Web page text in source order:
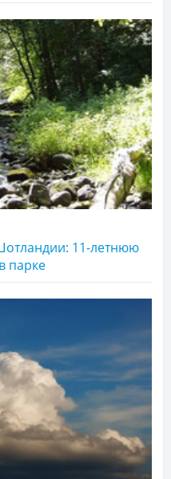
11-летнюю
парке